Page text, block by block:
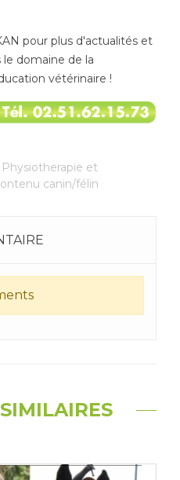
pour plus d'actualités et
domaine de la
vétérinaire !
Physiotherapie et
canin/félin